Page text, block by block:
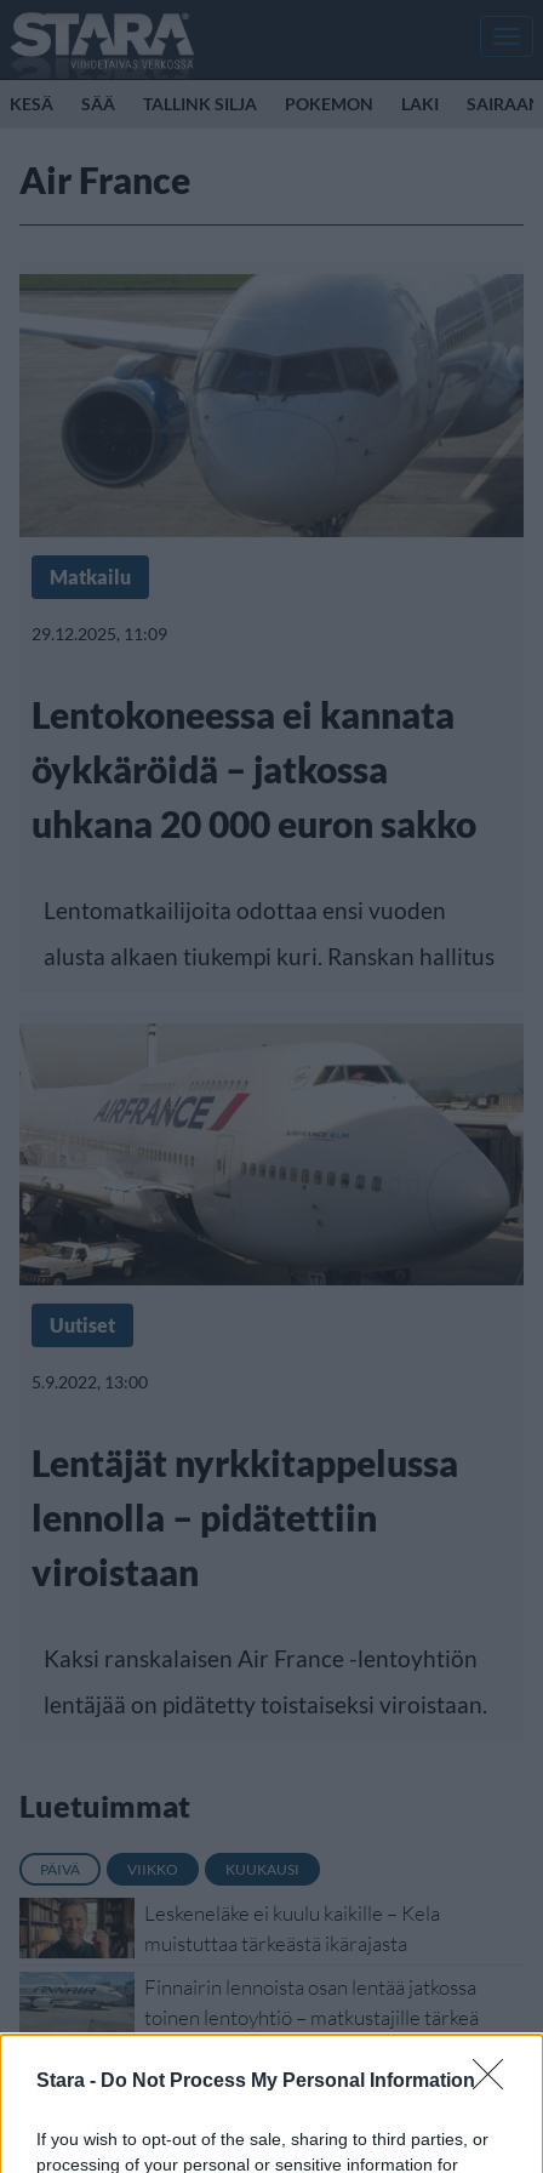
Stara - Do Not Process My Personal Information
If you wish to opt-out of the sale, sharing to third parties, or
processing of your personal or sensitive information for
KESÄ SÄÄ TALLINK SILJA POKEMON LAKI
Air France
Matkailu
29.12.2025, 11:09
Lentokoneessa ei kannata
öykkäröidä – jatkossa
uhkana 20 000 euron sakko
Lentomatkailijoita odottaa ensi vuoden
alusta alkaen tiukempi kuri. Ranskan hallitus
Uutiset
5.9.2022, 13:00
Lentäjät nyrkkitappelussa
lennolla – pidätettiin
viroistaan
Kaksi ranskalaisen Air France -lentoyhtiön
lentäjää on pidätetty toistaiseksi viroistaan.
Luetuimmat
PÄIVÄ VIIKKO KUUKAUSI
Leskeneläke ei kuulu kaikille – Kela
muistuttaa tärkeästä ikärajasta
Finnairin lennoista osan lentää jatkossa
toinen lentoyhtiö – matkustajille tärkeä
Sääennuste ulottuu nyt marraskuulle – tältä
Kela voi leikata tukia ulkomaanmatkan